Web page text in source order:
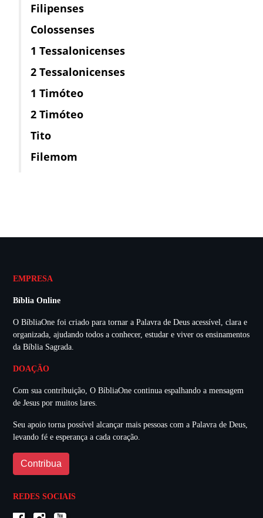
Filipenses
Colossenses
1 Tessalonicenses
2 Tessalonicenses
1 Timóteo
2 Timóteo
Tito
Filemom
EMPRESA
Bíblia Online
O BíbliaOne foi criado para tornar a Palavra de Deus acessível, clara e
organizada, ajudando todos a conhecer, estudar e viver os ensinamentos
da Bíblia Sagrada.
DOAÇÃO
Com sua contribuição, O BíbliaOne continua espalhando a mensagem
de Jesus por muitos lares.
Seu apoio torna possível alcançar mais pessoas com a Palavra de Deus,
levando fé e esperança a cada coração.
Contribua
REDES SOCIAIS